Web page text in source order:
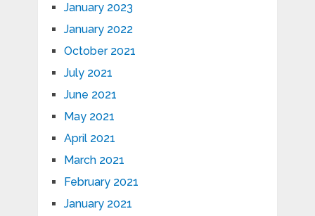
January 2023
January 2022
October 2021
July 2021
June 2021
May 2021
April 2021
March 2021
February 2021
January 2021